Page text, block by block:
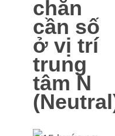
chắn
cần số
ở vị trí
trung
tâm N